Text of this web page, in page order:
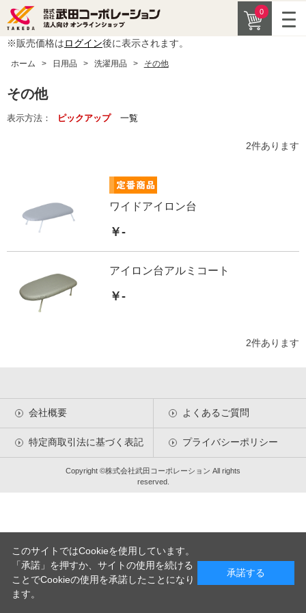
0
※販売価格はログイン後に表示されます。
ホーム > 日用品 > 洗濯用品 > その他
その他
表示方法： ピックアップ 一覧
2件あります
ワイドアイロン台
￥-
アイロン台アルミコート
￥-
2件あります
会社概要 よくあるご質問
特定商取引法に基づく表記 プライバシーポリシー
Copyright ©株式会社武田コーポレーション All rights
reserved.
このサイトではCookieを使用しています。
「承諾」を押すか、サイトの使用を続ける
ことでCookieの使用を承諾したことになり
ます。
承諾する